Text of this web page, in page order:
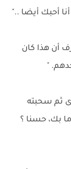
أحبك أيضا .."
أن هذا كان
"
ثم سحبته
بك، حسنا ؟